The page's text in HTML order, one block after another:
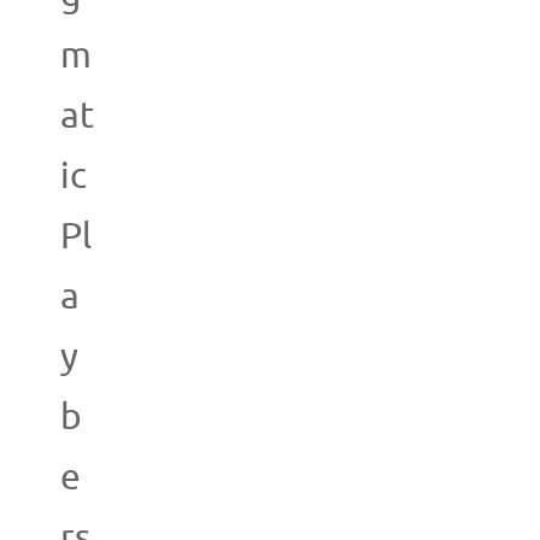
m
at
ic
Pl
a
y
b
e